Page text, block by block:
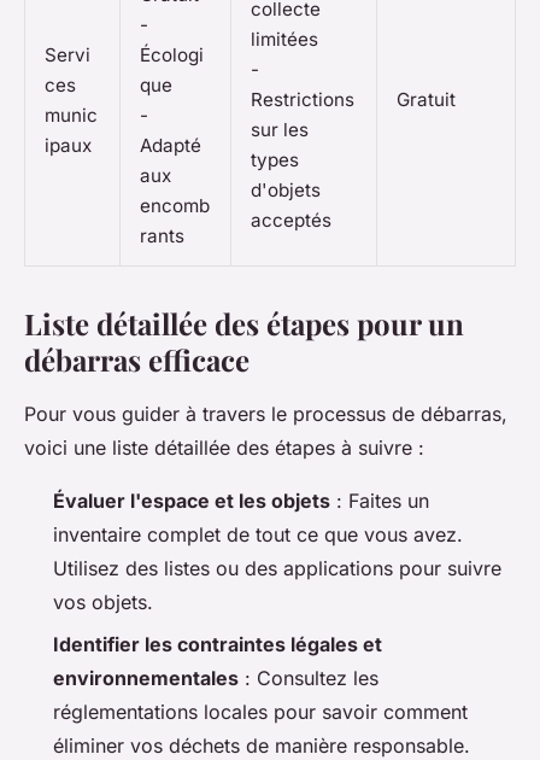
Servi
ces
munic
ipaux
-
Écologi
que
-
Adapté
aux
encomb
rants
collecte
limitées
-
Restrictions
sur les
types
d'objets
acceptés
Gratuit
Liste détaillée des étapes pour un
débarras efficace
Pour vous guider à travers le processus de débarras,
voici une liste détaillée des étapes à suivre :
Évaluer l'espace et les objets : Faites un
inventaire complet de tout ce que vous avez.
Utilisez des listes ou des applications pour suivre
vos objets.
Identifier les contraintes légales et
environnementales : Consultez les
réglementations locales pour savoir comment
éliminer vos déchets de manière responsable.